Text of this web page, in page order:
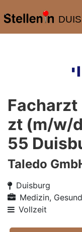
zt (m/w/
55
Taledo
Duisburg
Medizin,
Vollzeit